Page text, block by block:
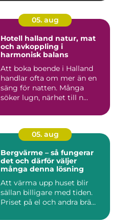
05. aug
Hotell halland natur, mat
och avkoppling i
harmonisk balans
Att boka boende i Halland
handlar ofta om mer än en
säng för natten. Många
söker lugn, närhet till n...
05. aug
Bergvärme – så fungerar
det och därför väljer
många denna lösning
Att värma upp huset blir
sällan billigare med tiden.
Priset på el och andra brä...